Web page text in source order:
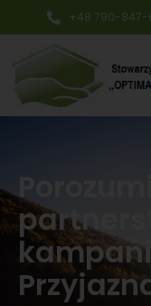
+48 790-847-
kampanii